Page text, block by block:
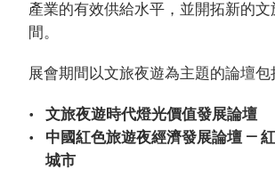
產業的有效供給水平，並開拓新的文
間。
展會期間以文旅夜遊為主題的論壇包
文旅夜遊時代燈光價值發展論壇
中國紅色旅遊夜經濟發展論壇 —
城市